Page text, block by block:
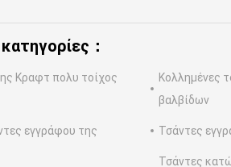
：
Κραφτ πολυ τοίχος
Κολλημένες
βαλβίδων
εγγράφου της
Τσάντες
Τσάντες